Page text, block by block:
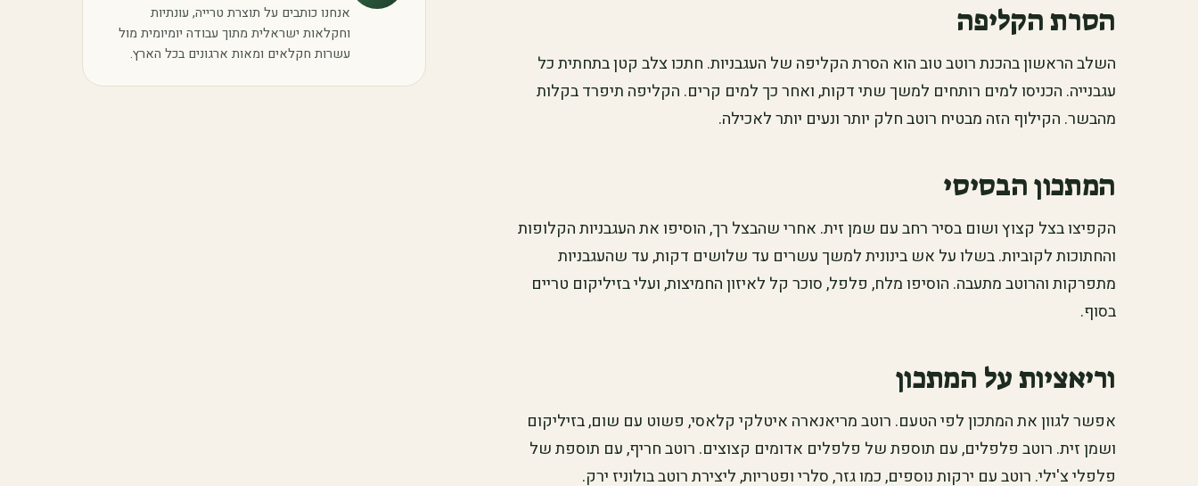
הסרת הקליפה
השלב הראשון בהכנת רוטב טוב הוא הסרת הקליפה של העגבניות. חתכו צלב קטן בתחתית כל
עגבנייה. הכניסו למים רותחים למשך שתי דקות, ואחר כך למים קרים. הקליפה תיפרד בקלות
מהבשר. הקילוף הזה מבטיח רוטב חלק יותר ונעים יותר לאכילה.
המתכון הבסיסי
הקפיצו בצל קצוץ ושום בסיר רחב עם שמן זית. אחרי שהבצל רך, הוסיפו את העגבניות הקלופות
והחתוכות לקוביות. בשלו על אש בינונית למשך עשרים עד שלושים דקות, עד שהעגבניות
מתפרקות והרוטב מתעבה. הוסיפו מלח, פלפל, סוכר קל לאיזון החמיצות, ועלי בזיליקום טריים
בסוף.
וריאציות על המתכון
אפשר לגוון את המתכון לפי הטעם. רוטב מריאנארה איטלקי קלאסי, פשוט עם שום, בזיליקום
ושמן זית. רוטב פלפלים, עם תוספת של פלפלים אדומים קצוצים. רוטב חריף, עם תוספת של
פלפלי צ'ילי. רוטב עם ירקות נוספים, כמו גזר, סלרי ופטריות, ליצירת רוטב בולוניז ירק.
אנחנו כותבים על תוצרת טרייה, עונתיות
וחקלאות ישראלית מתוך עבודה יומיומית מול
עשרות חקלאים ומאות ארגונים בכל הארץ.